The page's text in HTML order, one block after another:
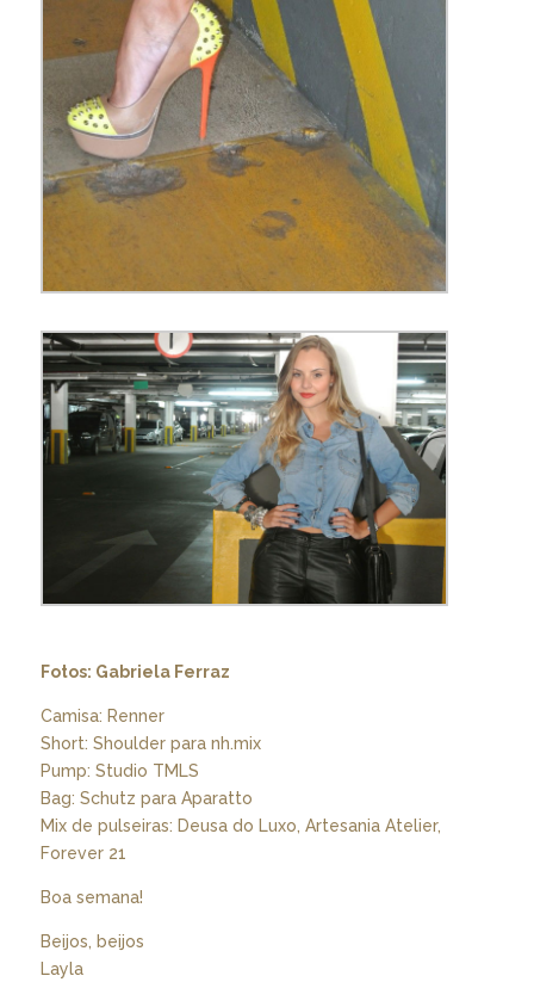
Fotos: Gabriela Ferraz
Camisa: Renner
Short: Shoulder para nh.mix
Pump: Studio TMLS
Bag: Schutz para Aparatto
Mix de pulseiras: Deusa do Luxo, Artesania Atelier,
Forever 21
Boa semana!
Beijos, beijos
Layla